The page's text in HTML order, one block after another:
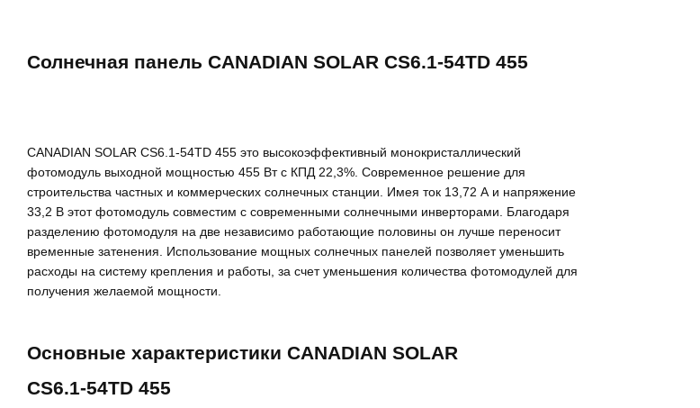
Солнечная панель CANADIAN SOLAR CS6.1-54TD 455
CANADIAN SOLAR CS6.1-54TD 455 это высокоэффективный монокристаллический
фотомодуль выходной мощностью 455 Вт с КПД 22,3%. Современное решение для
строительства частных и коммерческих солнечных станции. Имея ток 13,72 А и напряжение
33,2 В этот фотомодуль совместим с современными солнечными инверторами. Благодаря
разделению фотомодуля на две независимо работающие половины он лучше переносит
временные затенения. Использование мощных солнечных панелей позволяет уменьшить
расходы на систему крепления и работы, за счет уменьшения количества фотомодулей для
получения желаемой мощности.
Основные характеристики CANADIAN SOLAR
CS6.1-54TD 455